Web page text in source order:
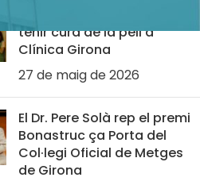
tenir cura de la pell a
Clínica Girona
27 de maig de 2026
El Dr. Pere Solà rep el premi
Bonastruc ça Porta del
Col·legi Oficial de Metges
de Girona